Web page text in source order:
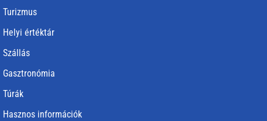
Turizmus
Helyi értéktár
Szállás
Gasztronómia
Túrák
Hasznos információk